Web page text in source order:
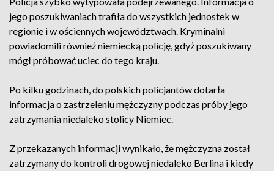
jego poszukiwaniach trafiła do wszystkich jednostek w
regionie i w ościennych województwach. Kryminalni
powiadomili również niemiecką policję, gdyż poszukiwany
mógł próbować uciec do tego kraju.
Po kilku godzinach, do polskich policjantów dotarła
informacja o zastrzeleniu mężczyzny podczas próby jego
zatrzymania niedaleko stolicy Niemiec.
Z przekazanych informacji wynikało, że mężczyzna został
zatrzymany do kontroli drogowej niedaleko Berlina i kiedy